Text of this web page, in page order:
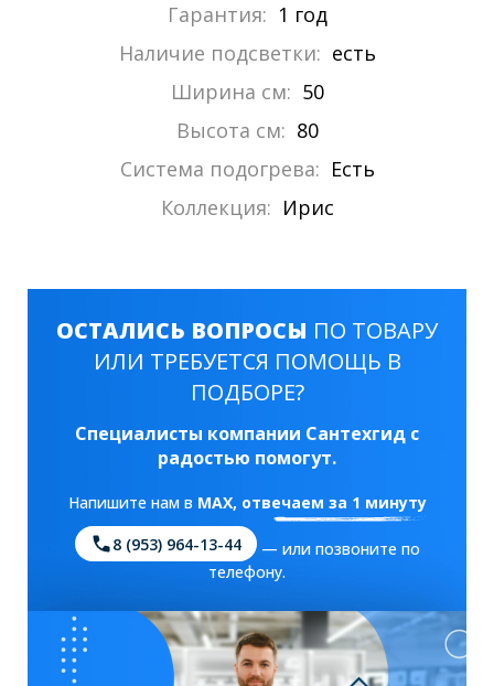
Гарантия: 1 год
Наличие подсветки: есть
Ширина см: 50
Высота см: 80
Система подогрева: Есть
Коллекция: Ирис
ОСТАЛИСЬ ВОПРОСЫ ПО ТОВАРУ
ИЛИ ТРЕБУЕТСЯ ПОМОЩЬ В
ПОДБОРЕ?
Специалисты компании Сантехгид с
радостью помогут.
Напишите нам в MAX, отвечаем за 1 минуту
8 (953) 964-13-44
— или позвоните по
телефону.